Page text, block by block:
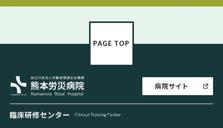
病院サイト
PAGE TOP